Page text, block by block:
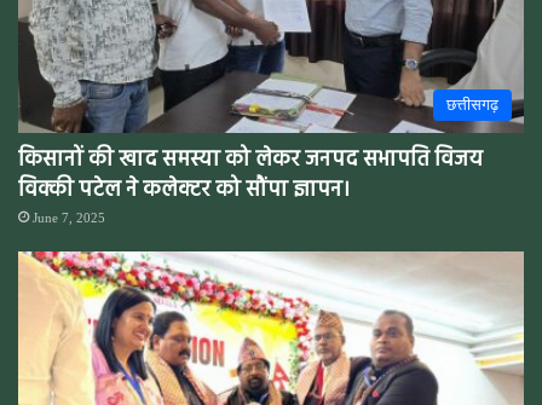
छत्तीसगढ़
किसानों की खाद समस्या को लेकर जनपद सभापति विजय
विक्की पटेल ने कलेक्टर को सौंपा ज्ञापन।
June 7, 2025